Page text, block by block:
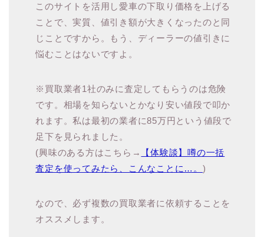
このサイトを活用し愛車の下取り価格を上げる
ことで、実質、値引き額が大きくなったのと同
じことですから。もう、ディーラーの値引きに
悩むことはないですよ。
※買取業者1社のみに査定してもらうのは危険
です。相場を知らないとかなり安い値段で叩か
れます。私は最初の業者に85万円という値段で
足下を見られました。
(興味のある方はこちら→
【体験談】噂の一括
査定を使ってみたら、こんなことに…。 )
なので、必ず複数の買取業者に依頼することを
オススメします。